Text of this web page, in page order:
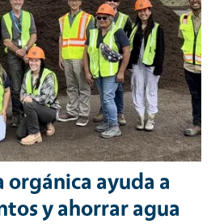
orgánica ayuda a
y ahorrar agua